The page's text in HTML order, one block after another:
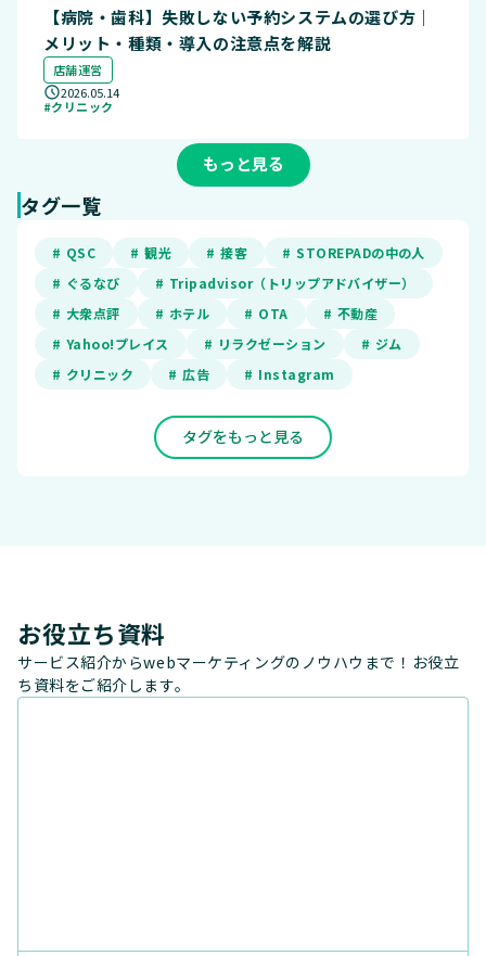
【病院・歯科】失敗しない予約システムの選び方｜
メリット・種類・導入の注意点を解説
店舗運営
2026.05.14
#クリニック
もっと見る
タグ一覧
# QSC # 観光 # 接客
# STOREPADの中の人
# ぐるなび
# Tripadvisor（トリップアドバイザー）
# 大衆点評
# ホテル # OTA
# 不動産
# Yahoo!プレイス
# リラクゼーション
# ジム
# クリニック
# 広告 # Instagram
タグをもっと見る
お役立ち資料
サービス紹介からwebマーケティングのノウハウまで！お役立
ち資料をご紹介します。